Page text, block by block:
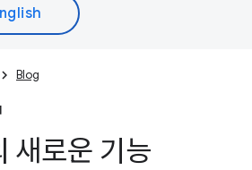
Blog
새로운 기능